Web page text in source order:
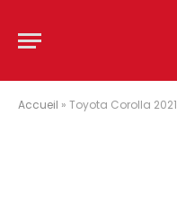
Accueil » Toyota Corolla 2021